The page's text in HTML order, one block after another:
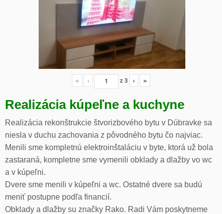
« ‹ z3 › »
Realizácia kúpeľne a kuchyne
Realizácia rekonštrukcie štvorizbového bytu v Dúbravke sa
niesla v duchu zachovania z pôvodného bytu čo najviac.
Menili sme kompletnú elektroinštaláciu v byte, ktorá už bola
zastaraná, kompletne sme vymenili obklady a dlažby vo wc
a v kúpeľni.
Dvere sme menili v kúpeľni a wc. Ostatné dvere sa budú
meniť postupne podľa financií.
Obklady a dlažby su značky Rako. Radi Vám poskytneme